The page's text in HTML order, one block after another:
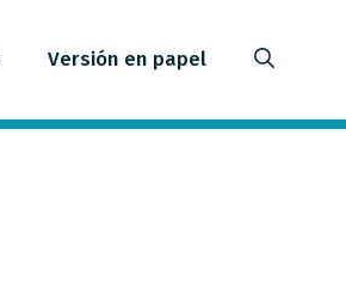
Versión en papel